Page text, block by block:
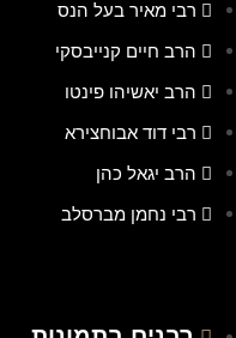
רבי מאיר בעל הנס
הרב חיים קנייבסקי
הרב יאשיהו פינטו
רבי דוד אבוחצירא
הרב יגאל כהן
רבי נחמן מברסלב